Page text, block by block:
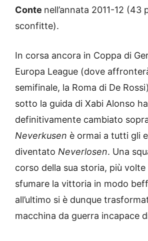
Conte nell’annata 2011-12 (43
sconfitte).
In corsa ancora in Coppa di
Europa League (dove
semifinale, la Roma di De
sotto la guida di Xabi Alonso
definitivamente cambiato
Neverkusen è ormai a tutti gli
diventato Neverlosen. Una
corso della sua storia, più volte
sfumare la vittoria in modo
all’ultimo si è dunque
macchina da guerra incapace